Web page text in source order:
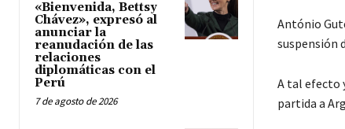
«Bienvenida, Bettsy
Chávez», expresó al
anunciar la
reanudación de las
relaciones
diplomáticas con el
Perú
7 de agosto de 2026
António
suspensión
A tal efecto
partida a